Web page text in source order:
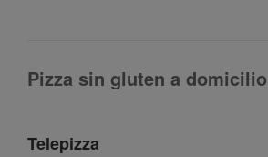
Pizza sin gluten a domicilio
Telepizza